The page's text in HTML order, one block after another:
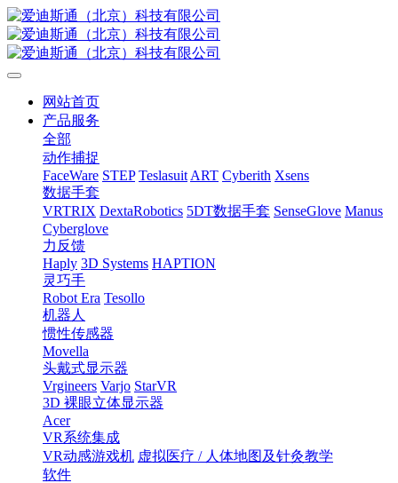
网站首页
产品服务
全部
动作捕捉
FaceWare STEP Teslasuit ART Cyberith Xsens
数据手套
VRTRIX DextaRobotics 5DT数据手套 SenseGlove Manus
Cyberglove
力反馈
Haply 3D Systems HAPTION
灵巧手
Robot Era Tesollo
机器人
惯性传感器
Movella
头戴式显示器
Vrgineers Varjo StarVR
3D 裸眼立体显示器
Acer
VR系统集成
VR动感游戏机 虚拟医疗 / 人体地图及针灸教学
软件